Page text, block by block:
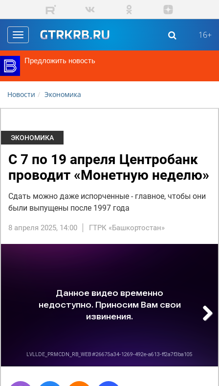
Перейти к основному содержанию
Toggle
navigation
16+
Предложить новость
Новости Экономика
ЭКОНОМИКА
С 7 по 19 апреля Центробанк
проводит «Монетную неделю»
Сдать можно даже испорченные - главное, чтобы они
были выпущены после 1997 года
8 апреля 2025, 14:00 ГТРК «Башкортостан»